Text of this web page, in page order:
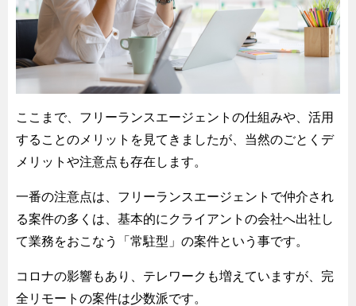
ここまで、フリーランスエージェントの仕組みや、活用
することのメリットを見てきましたが、当然のごとくデ
メリットや注意点も存在します。
一番の注意点は、フリーランスエージェントで仲介され
る案件の多くは、基本的にクライアントの会社へ出社し
て業務をおこなう「常駐型」の案件という事です。
コロナの影響もあり、テレワークも増えていますが、完
全リモートの案件は少数派です。